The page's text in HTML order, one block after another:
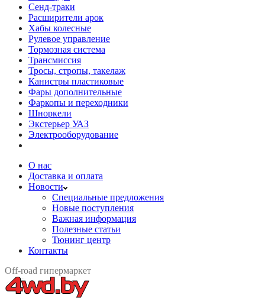
Сенд-траки
Расширители арок
Хабы колесные
Рулевое управление
Тормозная система
Трансмиссия
Тросы, стропы, такелаж
Канистры пластиковые
Фары дополнительные
Фаркопы и переходники
Шноркели
Экстерьер УАЗ
Электрооборудование
О нас
Доставка и оплата
Новости
Специальные предложения
Новые поступления
Важная информация
Полезные статьи
Тюнинг центр
Контакты
Off-road гипермаркет